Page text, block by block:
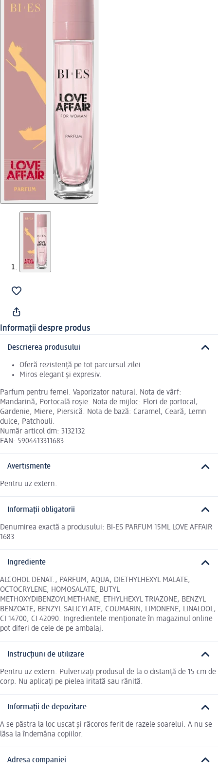
Informații despre produs
Descrierea produsului
Oferă rezistență pe tot parcursul zilei.
Miros elegant și expresiv.
Parfum pentru femei. Vaporizator natural. Nota de vârf:
Mandarină, Portocală roşie. Nota de mijloc: Flori de portocal,
Gardenie, Miere, Piersică. Nota de bază: Caramel, Ceară, Lemn
dulce, Patchouli.
Număr articol dm: 3132132
EAN: 5904413311683
Avertismente
Pentru uz extern.
Informații obligatorii
Denumirea exactă a produsului: BI-ES PARFUM 15ML LOVE AFFAIR
1683
Ingrediente
ALCOHOL DENAT., PARFUM, AQUA, DIETHYLHEXYL MALATE,
OCTOCRYLENE, HOMOSALATE, BUTYL
METHOXYDIBENZOYLMETHANE, ETHYLHEXYL TRIAZONE, BENZYL
BENZOATE, BENZYL SALICYLATE, COUMARIN, LIMONENE, LINALOOL,
CI 14700, CI 42090. Ingredientele menționate în magazinul online
pot diferi de cele de pe ambalaj.
Instrucțiuni de utilizare
Pentru uz extern. Pulverizați produsul de la o distanță de 15 cm de
corp. Nu aplicați pe pielea iritată sau rănită.
Informații de depozitare
A se păstra la loc uscat și răcoros ferit de razele soarelui. A nu se
lăsa la îndemâna copiilor.
Adresa companiei